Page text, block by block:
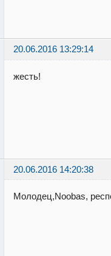
20.06.2016 13:29:14
жесть!
20.06.2016 14:20:38
Молодец,Noobas,